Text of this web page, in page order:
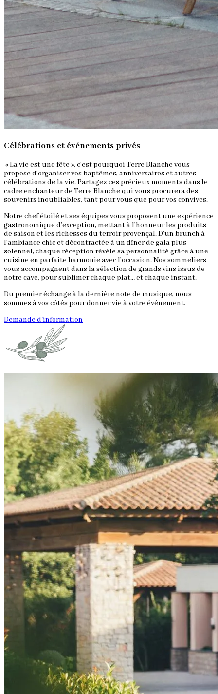
Célébrations et événements privés
« La vie est une fête », c’est pourquoi Terre Blanche vous
propose d’organiser vos baptêmes, anniversaires et autres
célébrations de la vie. Partagez ces précieux moments dans le
cadre enchanteur de Terre Blanche qui vous procurera des
souvenirs inoubliables, tant pour vous que pour vos convives.
Notre chef étoilé et ses équipes vous proposent une expérience
gastronomique d’exception, mettant à l’honneur les produits
de saison et les richesses du terroir provençal. D’un brunch à
l’ambiance chic et décontractée à un dîner de gala plus
solennel, chaque réception révèle sa personnalité grâce à une
cuisine en parfaite harmonie avec l’occasion. Nos sommeliers
vous accompagnent dans la sélection de grands vins issus de
notre cave, pour sublimer chaque plat… et chaque instant.
Du premier échange à la dernière note de musique, nous
sommes à vos côtés pour donner vie à votre événement.
Demande d'information